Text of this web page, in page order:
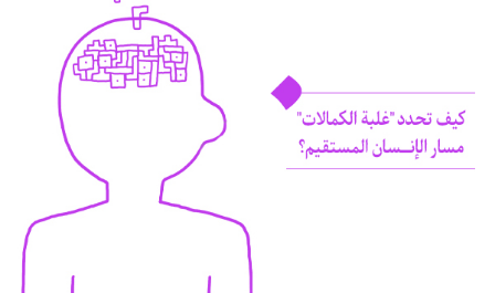
0/5
لماذا خُلقنا؟ 0/4
سرّ الفرح والسكينة الدائمة 0/13
0/13